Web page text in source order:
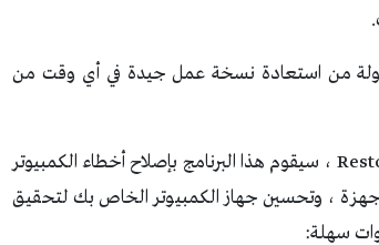
من استعادة نسخة عمل جيدة في أي وقت من
لإصلاح مشكلات الكمبيوتر المختلفة ، نوصي بـ Restoro PC Repair Tool ، سيقوم هذا البرنامج بإصلاح أخطاء الكمبيوتر
، وتحسين جهاز الكمبيوتر الخاص بك لتحقيق